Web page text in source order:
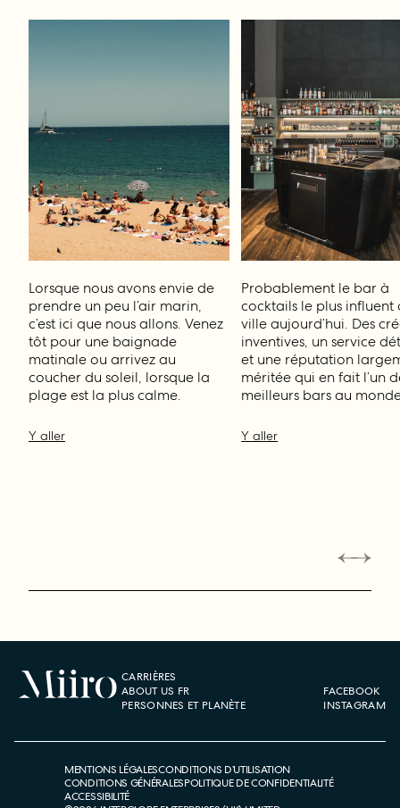
Lorsque nous avons envie de
prendre un peu l’air marin,
c’est ici que nous allons. Venez
tôt pour une baignade
matinale ou arrivez au
coucher du soleil, lorsque la
plage est la plus calme.
Y aller
Probablement le bar à
cocktails le plus influent
ville aujourd’hui. Des
inventives, un service
et une réputation
méritée qui en fait l’un
meilleurs bars au
Y aller
CARRIÈRES
ABOUT US FR
PERSONNES ET PLANÈTE
FACEBOOK
INSTAGRAM
MENTIONS LÉGALESCONDITIONS D’UTILISATION
CONDITIONS GÉNÉRALESPOLITIQUE DE CONFIDENTIALITÉ
ACCESSIBILITÉ